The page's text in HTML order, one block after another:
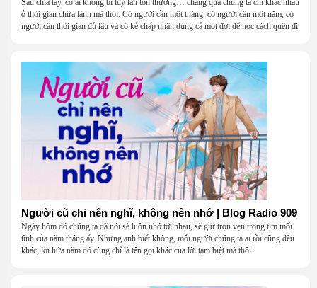
Sau chia tay, có ai không bi luỵ lẫn tổn thương… chẳng qua chúng ta chỉ khác nhau
ở thời gian chữa lành mà thôi. Có người cần một tháng, có người cần một năm, có
người cần thời gian đủ lâu và có kẻ chấp nhận dùng cả một đời để học cách quên đi
Người cũ chỉ nên nghĩ, không nên nhớ | Blog Radio 909
Ngày hôm đó chúng ta đã nói sẽ luôn nhớ tới nhau, sẽ giữ trọn vẹn trong tim mối
tình của năm tháng ấy. Nhưng anh biết không, mỗi người chúng ta ai rồi cũng đều
khác, lời hứa năm đó cũng chỉ là tên gọi khác của lời tạm biệt mà thôi.